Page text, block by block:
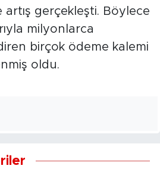
gerçekleşti. Böylece
milyonlarca
birçok ödeme kalemi
oldu.